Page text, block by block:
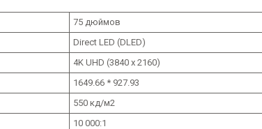
75 дюймов
Direct LED (DLED)
4K UHD (3840 x 2160)
1649.66 * 927.93
550 кд/м2
10 000:1